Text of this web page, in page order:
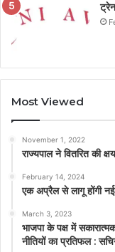
Most Viewed
November 1, 2022
राज्यपाल ने वितरित की
February 14, 2024
एक अप्रैल से लागू होंगी
March 3, 2023
भाजपा के पक्ष में
नीतियों का प्रतिफल :